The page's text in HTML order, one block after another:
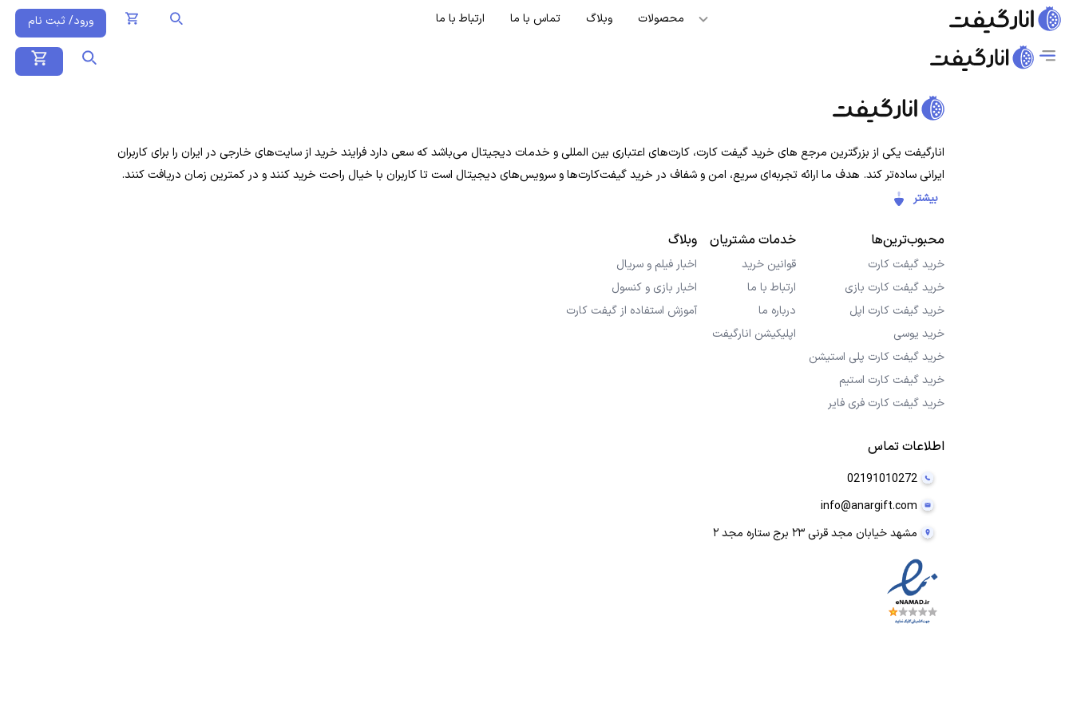
محصولات وبلاگ تماس با ما ارتباط با ما ورود/ ثبت نام
انارگیفت یکی از بزرگترین مرجع های خرید گیفت کارت، کارت‌های اعتباری بین المللی و خدمات دیجیتال می‌باشد که سعی دارد فرایند خرید از سایت‌های خارجی در ایران را برای کاربران
ایرانی ساده‌تر کند. هدف ما ارائه تجربه‌ای سریع، امن و شفاف در خرید گیفت‌کارت‌ها و سرویس‌های دیجیتال است تا کاربران با خیال راحت خرید کنند و در کمترین زمان دریافت کنند.
بیشتر
محبوب‌ترین‌ها
خرید گیفت کارت
خرید گیفت کارت بازی
خرید گیفت کارت اپل
خرید یوسی
خرید گیفت کارت پلی استیشن
خرید گیفت کارت استیم
خرید گیفت کارت فری فایر
خدمات مشتریان
قوانین خرید
ارتباط با ما
درباره ما
اپلیکیشن انارگیفت
وبلاگ
اخبار فیلم و سریال
اخبار بازی و کنسول
آموزش استفاده از گیفت کارت
اطلاعات تماس
02191010272
info@anargift.com
مشهد خیابان مجد قرنی ۲۳ برج ستاره مجد ۲